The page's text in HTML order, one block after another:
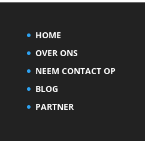
HOME
OVER ONS
NEEM CONTACT OP
BLOG
PARTNER